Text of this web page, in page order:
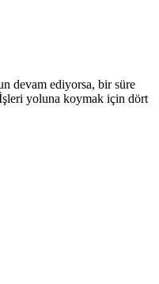
devam ediyorsa, bir süre
yoluna koymak için dört